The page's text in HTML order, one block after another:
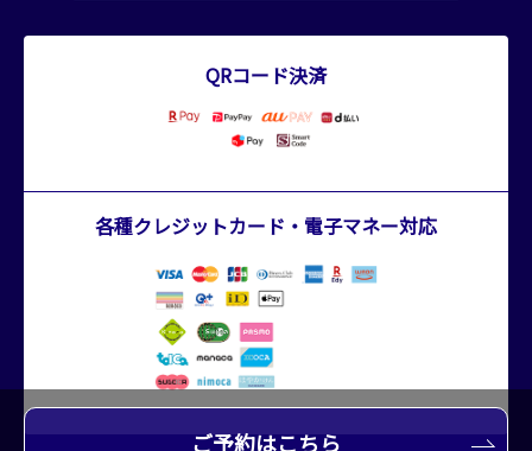
QRコード決済
各種クレジットカード・電子マネー対応
ご予約はこちら